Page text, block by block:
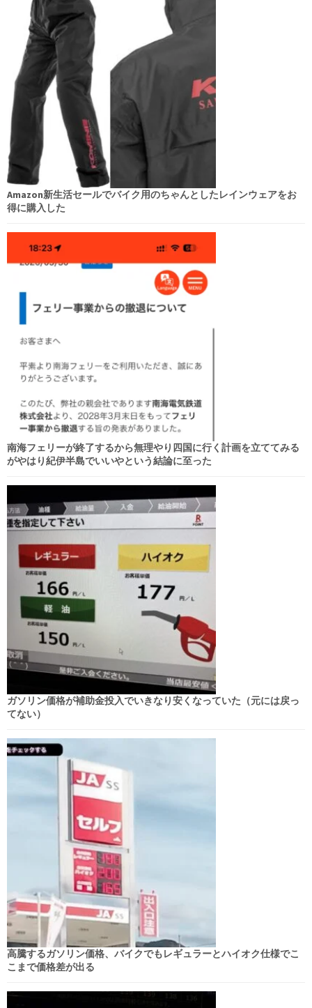
Amazon新生活セールでバイク用のちゃんとしたレインウェアをお
得に購入した
南海フェリーが終了するから無理やり四国に行く計画を立ててみる
がやはり紀伊半島でいいやという結論に至った
ガソリン価格が補助金投入でいきなり安くなっていた（元には戻っ
てない）
高騰するガソリン価格、バイクでもレギュラーとハイオク仕様でこ
こまで価格差が出る